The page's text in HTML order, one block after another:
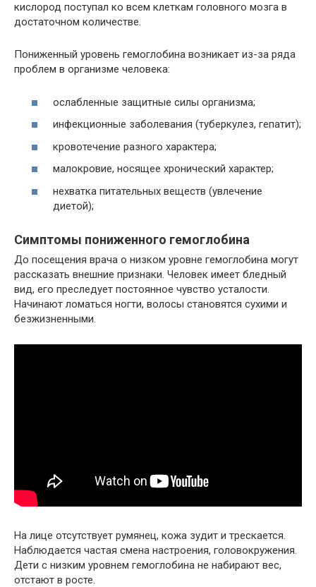
кислород поступал ко всем клеткам головного мозга в
достаточном количестве.
Пониженный уровень гемоглобина возникает из-за ряда
проблем в организме человека:
ослабленные защитные силы организма;
инфекционные заболевания (туберкулез, гепатит);
кровотечение разного характера;
малокровие, носящее хронический характер;
нехватка питательных веществ (увлечение
диетой);
Симптомы пониженного гемоглобина
До посещения врача о низком уровне гемоглобина могут
рассказать внешние признаки. Человек имеет бледный
вид, его преследует постоянное чувство усталости.
Начинают ломаться ногти, волосы становятся сухими и
безжизненными.
На лице отсутствует румянец, кожа зудит и трескается.
Наблюдается частая смена настроения, головокружения.
Дети с низким уровнем гемоглобина не набирают вес,
отстают в росте.